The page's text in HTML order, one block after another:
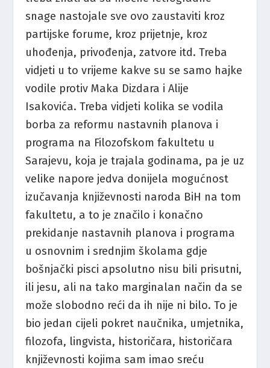
snage nastojale sve ovo zaustaviti kroz
partijske forume, kroz prijetnje, kroz
uhođenja, privođenja, zatvore itd. Treba
vidjeti u to vrijeme kakve su se samo hajke
vodile protiv Maka Dizdara i Alije
Isakovića. Treba vidjeti kolika se vodila
borba za reformu nastavnih planova i
programa na Filozofskom fakultetu u
Sarajevu, koja je trajala godinama, pa je uz
velike napore jedva donijela mogućnost
izučavanja književnosti naroda BiH na tom
fakultetu, a to je značilo i konačno
prekidanje nastavnih planova i programa
u osnovnim i srednjim školama gdje
bošnjački pisci apsolutno nisu bili prisutni,
ili jesu, ali na tako marginalan način da se
može slobodno reći da ih nije ni bilo. To je
bio jedan cijeli pokret naučnika, umjetnika,
filozofa, lingvista, historičara, historičara
književnosti kojima sam imao sreću